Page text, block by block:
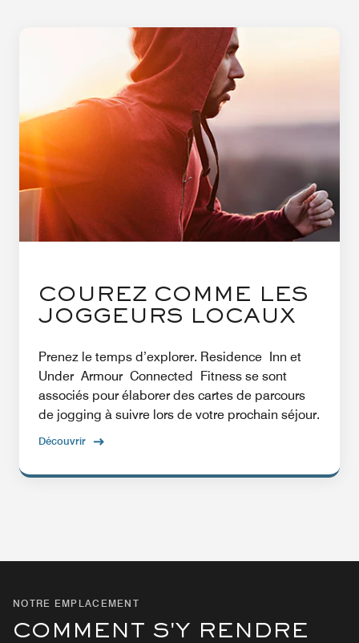
COUREZ COMME LES
JOGGEURS LOCAUX
Prenez le temps d’explorer. Residence Inn et
Under Armour Connected Fitness se sont
associés pour élaborer des cartes de parcours
de jogging à suivre lors de votre prochain séjour.
Découvrir
NOTRE EMPLACEMENT
COMMENT S'Y RENDRE